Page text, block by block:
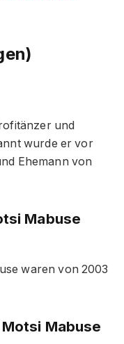
und
wurde er vor
Ehemann von
Mabuse
waren von 2003
Mabuse